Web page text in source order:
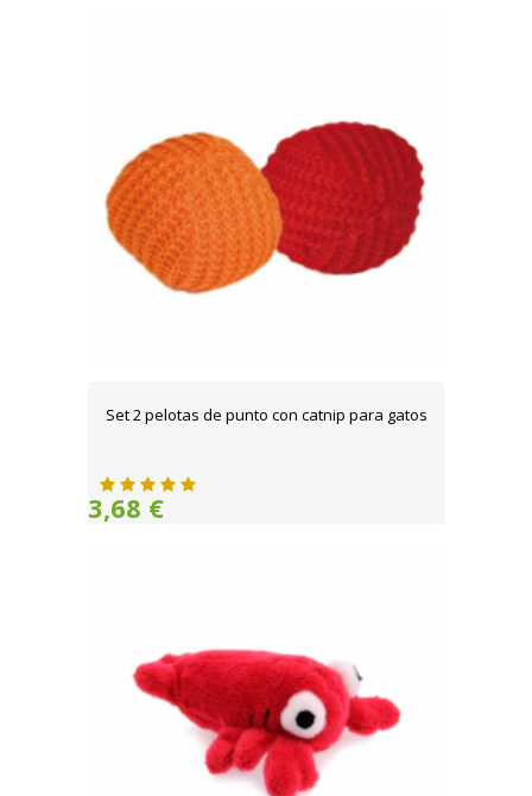
Set 2 pelotas de punto con catnip para gatos
3,68 €